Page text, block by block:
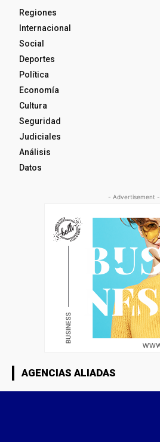
Regiones
Internacional
Social
Deportes
Política
Economía
Cultura
Seguridad
Judiciales
Análisis
Datos
- Advertisement -
AGENCIAS ALIADAS